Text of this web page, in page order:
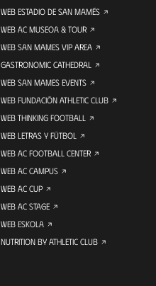
WEB ESTADIO DE SAN MAMÉS
WEB AC MUSEOA & TOUR
WEB SAN MAMES VIP AREA
GASTRONOMIC CATHEDRAL
WEB SAN MAMES EVENTS
WEB FUNDACIÓN ATHLETIC CLUB
WEB THINKING FOOTBALL
WEB LETRAS Y FÚTBOL
WEB AC FOOTBALL CENTER
WEB AC CAMPUS
WEB AC CUP
WEB AC STAGE
WEB ESKOLA
NUTRITION BY ATHLETIC CLUB